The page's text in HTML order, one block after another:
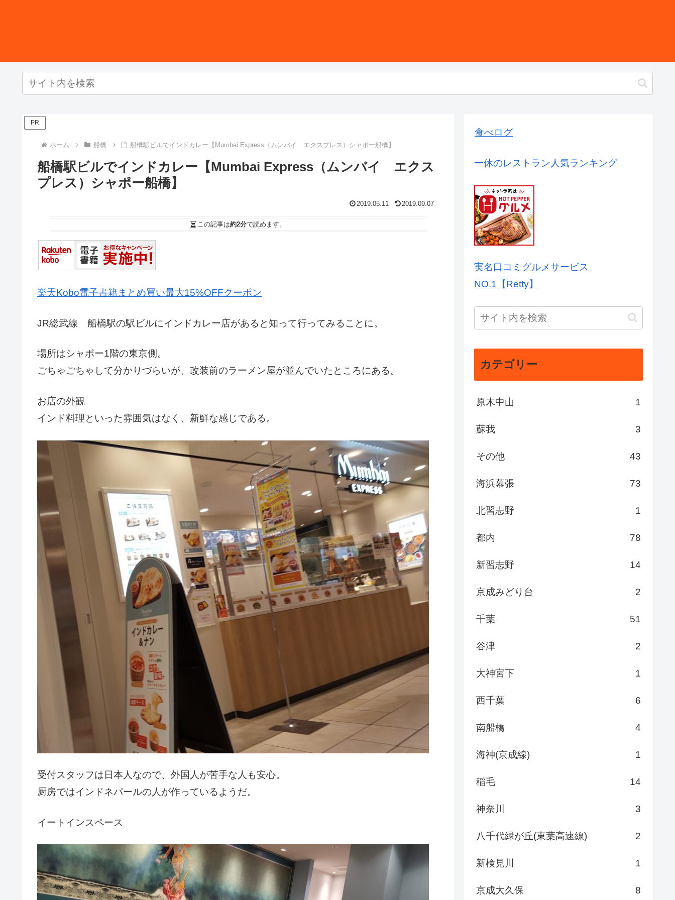
PR
ホーム 船橋 船橋駅ビルでインドカレー【Mumbai Express（ムンバイ エクスプレス）シャポー船橋】
船橋駅ビルでインドカレー【Mumbai Express（ムンバイ エクス
プレス）シャポー船橋】
2019.05.11 2019.09.07
この記事は約2分で読めます。
楽天Kobo電子書籍まとめ買い最大15%OFFクーポン
JR総武線 船橋駅の駅ビルにインドカレー店があると知って行ってみることに。
場所はシャポー1階の東京側。
ごちゃごちゃして分かりづらいが、改装前のラーメン屋が並んでいたところにある。
お店の外観
インド料理といった雰囲気はなく、新鮮な感じである。
受付スタッフは日本人なので、外国人が苦手な人も安心。
厨房ではインドネパールの人が作っているようだ。
イートインスペース
食べログ
一休のレストラン人気ランキング
実名口コミグルメサービス
NO.1【Retty】
カテゴリー
原木中山 1
蘇我 3
その他 43
海浜幕張 73
北習志野 1
都内 78
新習志野 14
京成みどり台 2
千葉 51
谷津 2
大神宮下 1
西千葉 6
南船橋 4
海神(京成線) 1
稲毛 14
神奈川 3
八千代緑が丘(東葉高速線) 2
新検見川 1
京成大久保 8